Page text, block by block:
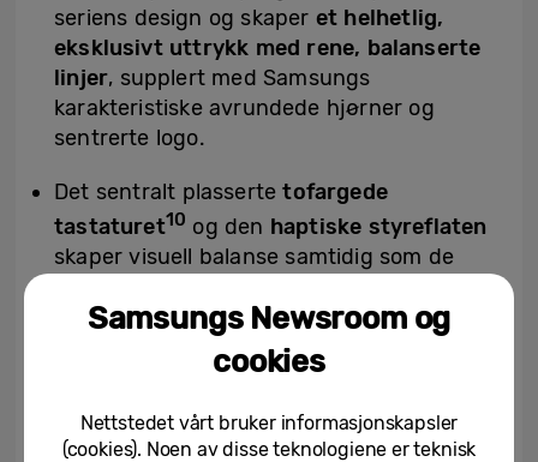
seriens design og skaper et helhetlig,
eksklusivt uttrykk med rene, balanserte
linjer, supplert med Samsungs
karakteristiske avrundede hjørner og
sentrerte logo.
Det sentralt plassertetofargede
tastaturet10 og den haptiske styreflaten
skaper visuell balanse samtidig som de
presis kontroll med fingertuppene. Dette
sikrer smidig navigering og en jevn
skriveopplevelse, noe som gir brukeren
og redusere tastefeil.
Samsungs Newsroom og
cookies
Nettstedet vårt bruker informasjonskapsler
(cookies). Noen av disse teknologiene er teknisk